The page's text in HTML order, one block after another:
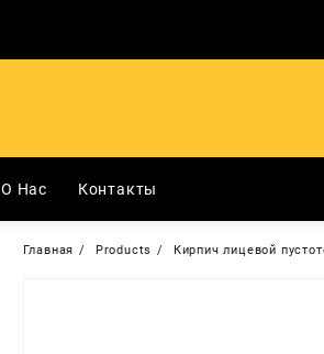
О Нас Контакты
Главная Products Кирпич лицевой